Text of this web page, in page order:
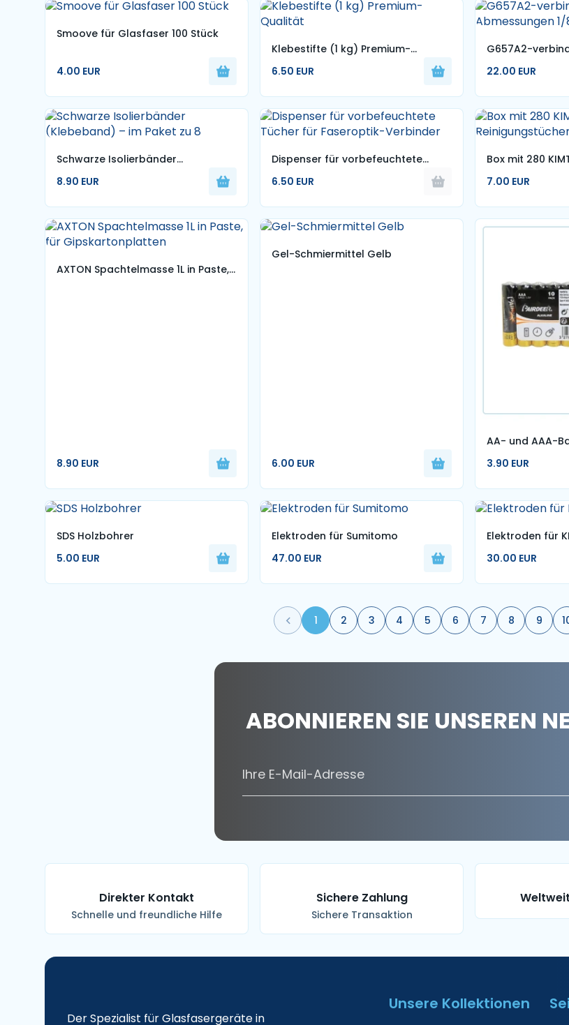
Smoove für Glasfaser 100 Stück
4.00 EUR
Klebestifte (1 kg) Premium-
Qualität
6.50 EUR
G657A2-
Abmessungen 1/
22.00 EUR
Schwarze Isolierbänder
(Klebeband) – im Paket zu 8
8.90 EUR
Dispenser für vorbefeuchtete
Tücher für Faseroptik-Verbinder
6.50 EUR
Box mit 280
7.00 EUR
AXTON Spachtelmasse 1L in Paste,
8.90 EUR
Gel-Schmiermittel Gelb
6.00 EUR
AA- und AAA-
3.90 EUR
SDS Holzbohrer
5.00 EUR
Elektroden für Sumitomo
47.00 EUR
Elektroden für
30.00 EUR
1 2 3 4 5 6 7 8 9
ABONNIEREN SIE UNSEREN
Direkter Kontakt
Schnelle und freundliche Hilfe
Sichere Zahlung
Sichere Transaktion
Der Spezialist für Glasfasergeräte in
Unsere Kollektionen